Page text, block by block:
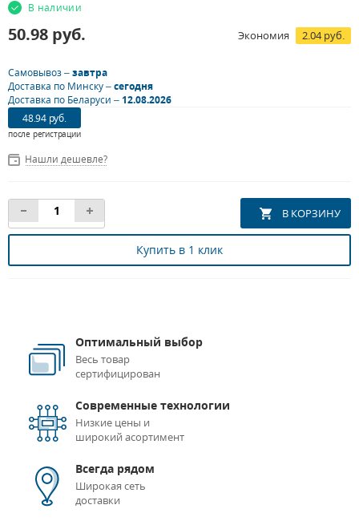
В наличии
50.98 руб. Экономия 2.04 руб.
Самовывоз –завтра
Доставка по Минску –сегодня
Доставка по Беларуси –12.08.2026
48.94 руб.
после регистрации
Нашли дешевле?
Купить в 1 клик
Оптимальный выбор
Весь товар
сертифицирован
Современные технологии
Низкие цены и
широкий асортимент
Всегда рядом
Широкая сеть
доставки